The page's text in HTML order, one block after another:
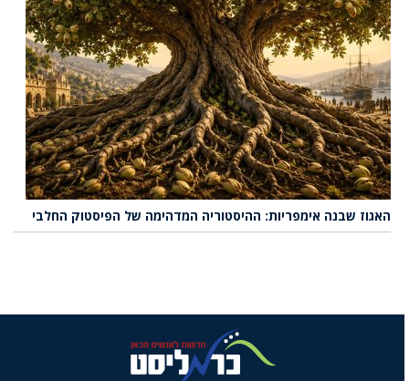
האגוז שבנה אימפריות: ההיסטוריה המדהימה של הפיסטוק החלבי